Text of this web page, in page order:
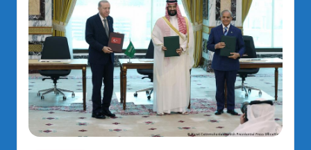
di
c
o
O
fi
ci